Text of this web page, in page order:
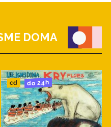
DOMA
cd do 24h